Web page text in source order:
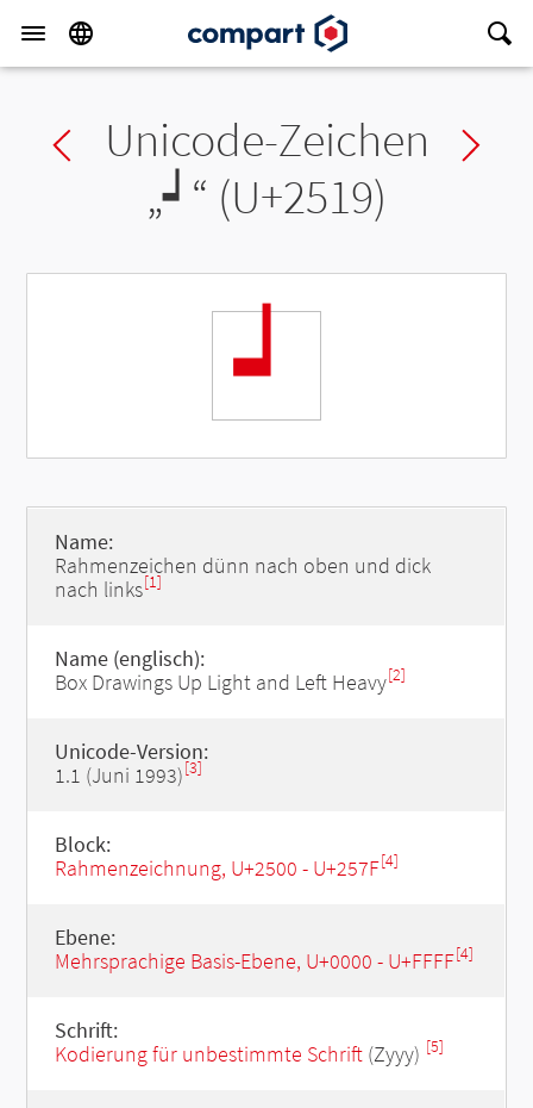
Previous char
Unicode-Zeichen
„┙ “ (U+2519)
┙
Name:
Rahmenzeichen dünn nach oben und dick
nach links[1]
Name (englisch):
Box Drawings Up Light and Left Heavy[2]
Unicode-Version:
1.1 (Juni 1993)[3]
Block:
Rahmenzeichnung, U+2500 - U+257F[4]
Ebene:
Mehrsprachige Basis-Ebene, U+0000 - U+FFFF[4]
Schrift:
Kodierung für unbestimmte Schrift(Zyyy) [5]